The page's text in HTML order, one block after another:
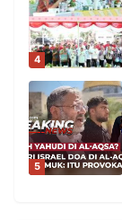
4
5